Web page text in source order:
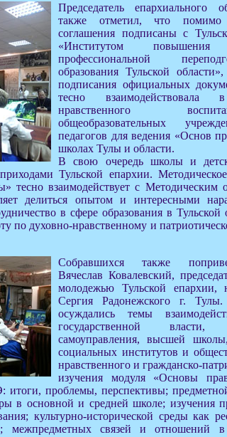
Председатель епархиального
также отметил, что помимо
соглашения подписаны с
«Институтом
профессиональной
образования Тульской
подписания официальных
тесно
нравственного
общеобразовательных
педагогов для ведения «Основ
школах Тулы и области.
В свою очередь школы и
Тульской епархии.
тесно взаимодействует с Методическим
делиться опытом и интересными
в сфере образования в Тульской
по духовно-нравственному и
Собравшихся также
Вячеслав Ковалевский,
молодежью Тульской епархии,
Сергия Радонежского г.
осуждались темы
государственной
самоуправления, высшей
социальных институтов и
нравственного и гражданско-
изучения модуля «Основы
итоги, проблемы, перспективы;
в основной и средней школе; изучения
культурно-исторической среды как
межпредметных связей и отношений